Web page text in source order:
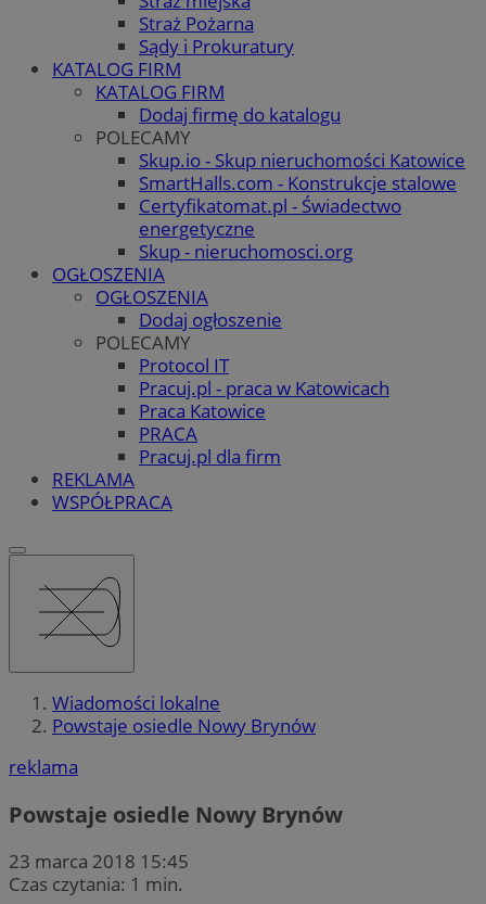
Straż Pożarna
Sądy i Prokuratury
KATALOG FIRM
KATALOG FIRM
Dodaj firmę do katalogu
POLECAMY
Skup.io - Skup nieruchomości Katowice
SmartHalls.com - Konstrukcje stalowe
Certyfikatomat.pl - Świadectwo
energetyczne
Skup - nieruchomosci.org
OGŁOSZENIA
OGŁOSZENIA
Dodaj ogłoszenie
POLECAMY
Protocol IT
Pracuj.pl - praca w Katowicach
Praca Katowice
PRACA
Pracuj.pl dla firm
REKLAMA
WSPÓŁPRACA
Wiadomości lokalne
Powstaje osiedle Nowy Brynów
reklama
Powstaje osiedle Nowy Brynów
23 marca 2018 15:45
Czas czytania: 1 min.